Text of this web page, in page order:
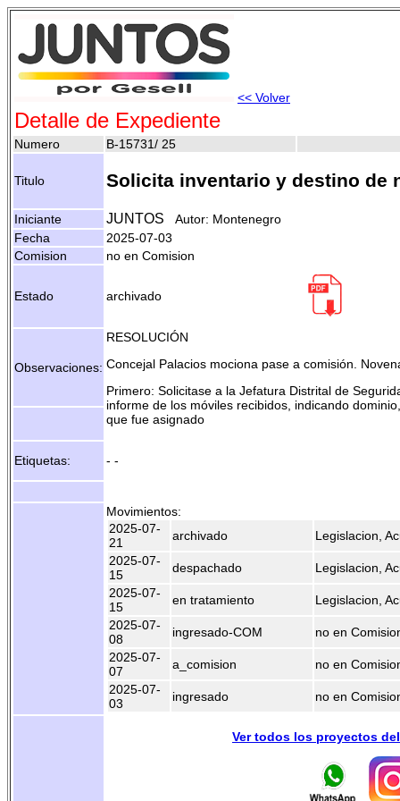
<< Volver
Detalle de Expediente
Numero B-15731/ 25
Titulo Solicita inventario y destino de
Iniciante JUNTOS
Autor: Montenegro
Fecha
2025-07-03
Comision
no en Comision
Estado archivado
Observaciones:
RESOLUCIÓN
Concejal Palacios mociona pase a comisión.
Primero: Solicitase a la Jefatura Distrital de
informe de los móviles recibidos, indicando
que fue asignado
Etiquetas: - -
Movimientos:
2025-07-
21
archivado
Legislacion,
2025-07-
15
despachado
Legislacion,
2025-07-
15
en tratamiento
Legislacion,
2025-07-
08
ingresado-COM
no en
2025-07-
07
a_comision
no en
2025-07-
03
ingresado no en
Ver todos los proyectos